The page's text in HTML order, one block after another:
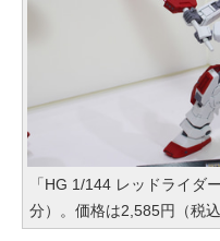
「HG 1/144 レッドライダ
分）。価格は2,585円（税